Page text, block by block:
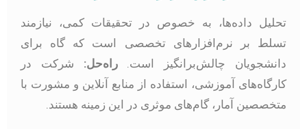
تحلیل داده‌ها، به خصوص در تحقیقات کمی، نیازمند
تسلط بر نرم‌افزارهای تخصصی است که گاه برای
چالش‌برانگیز است.راه‌حل:شرکت در
کارگاه‌های آموزشی، استفاده از منابع آنلاین و مشورت با
متخصصین آمار، گام‌های موثری در این زمینه هستند.